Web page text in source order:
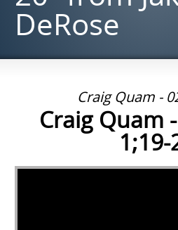
DeRose
Craig Quam -
Craig Quam
1;19-